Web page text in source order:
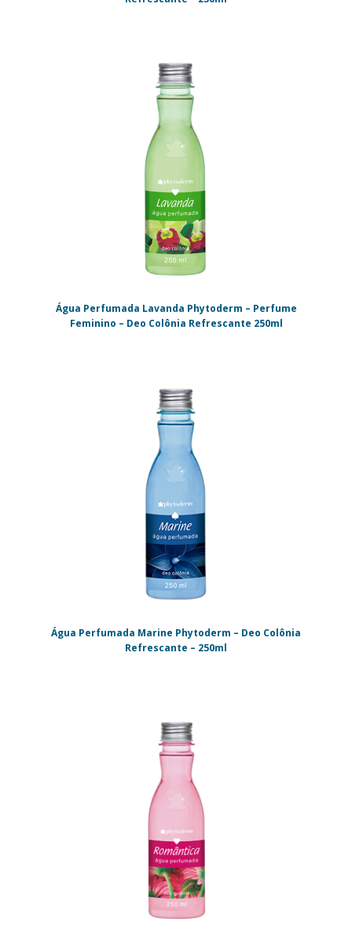
Água Perfumada Lavanda Phytoderm – Perfume
Feminino – Deo Colônia Refrescante 250ml
Água Perfumada Marine Phytoderm – Deo Colônia
Refrescante – 250ml